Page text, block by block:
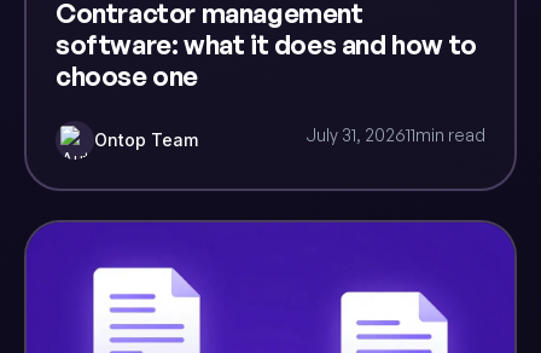
Contractor management
software: what it does and how to
choose one
Ontop Team July 31, 202611min read